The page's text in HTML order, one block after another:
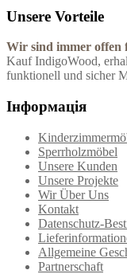
Unsere Vorteile
Wir sind immer offen
Kauf IndigoWood,
funktionell und sicher
Інформація
Sperrholzmöbel
Unsere Kunden
Unsere Projekte
Wir Über Uns
Kontakt
Datenschutz-
Allgemeine
Partnerschaft